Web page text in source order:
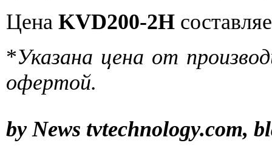
Цена KVD200-2H
*Указана цена от
офертой.
by News tvtechnology.com,